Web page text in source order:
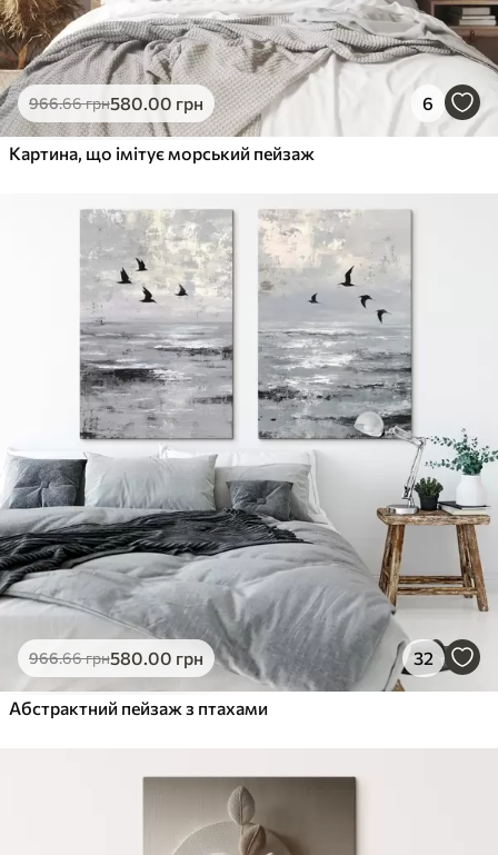
✗Екологічний матеріал
Еко-Преміум
.00 грн
✓Яскраві, насичені кольори
Безпечне чорнило без запаху
Поверхня з текстурою полотна
Екологічний матеріал
966.66грн580.00 грн 6
Картина, що імітує морський пейзаж
966.66грн580.00 грн 32
Абстрактний пейзаж з птахами